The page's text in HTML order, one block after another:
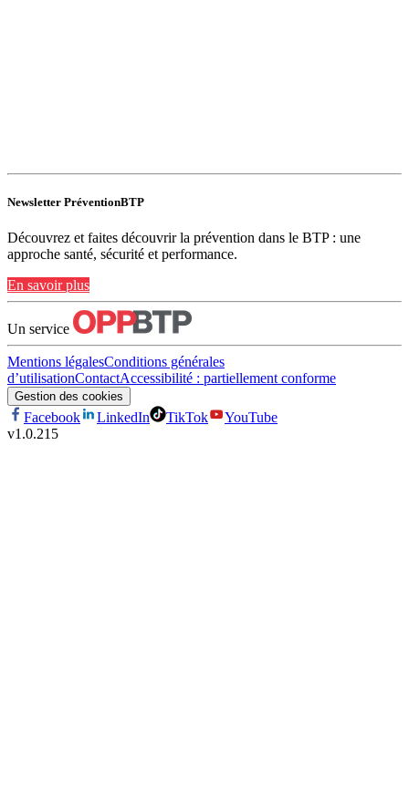
Newsletter PréventionBTP
Découvrez et faites découvrir la prévention dans le BTP : une
approche santé, sécurité et performance.
En savoir plus
Un service
Mentions légalesConditions générales
d’utilisationContactAccessibilité : partiellement conforme
Gestion des cookies
Facebook LinkedIn TikTok
YouTube
v1.0.215